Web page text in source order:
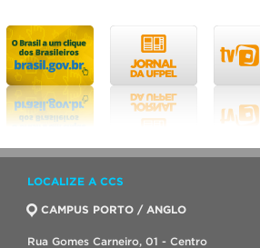
LOCALIZE A CCS
CAMPUS PORTO / ANGLO
Rua Gomes Carneiro, 01 - Centro